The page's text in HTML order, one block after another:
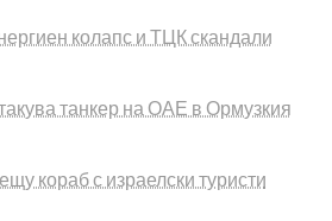
колапс и ТЦК скандали
танкер на ОАЕ в Ормузкия
кораб с израелски туристи